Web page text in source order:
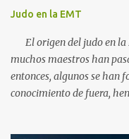
Judo en la EMT
El origen del judo en la
muchos maestros han
entonces, algunos se han
conocimiento de fuera,